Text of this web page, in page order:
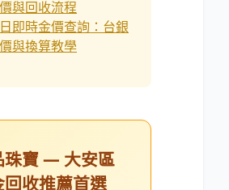
與回收流程
即時金價查詢：台銀
與換算教學
珠寶 — 大安區
回收推薦首選